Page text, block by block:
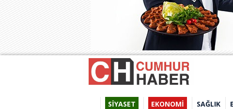
SİYASET EKONOMİ SAĞLIK